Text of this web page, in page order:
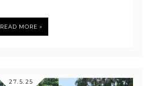
READ MORE »
27.5.25